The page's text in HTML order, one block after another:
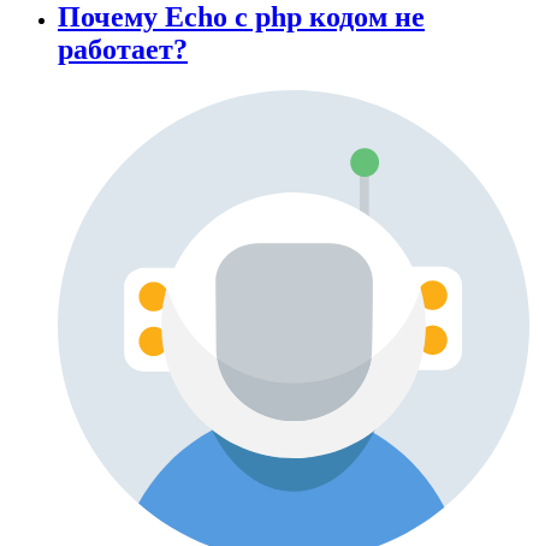
Почему Echo с php кодом не
работает?